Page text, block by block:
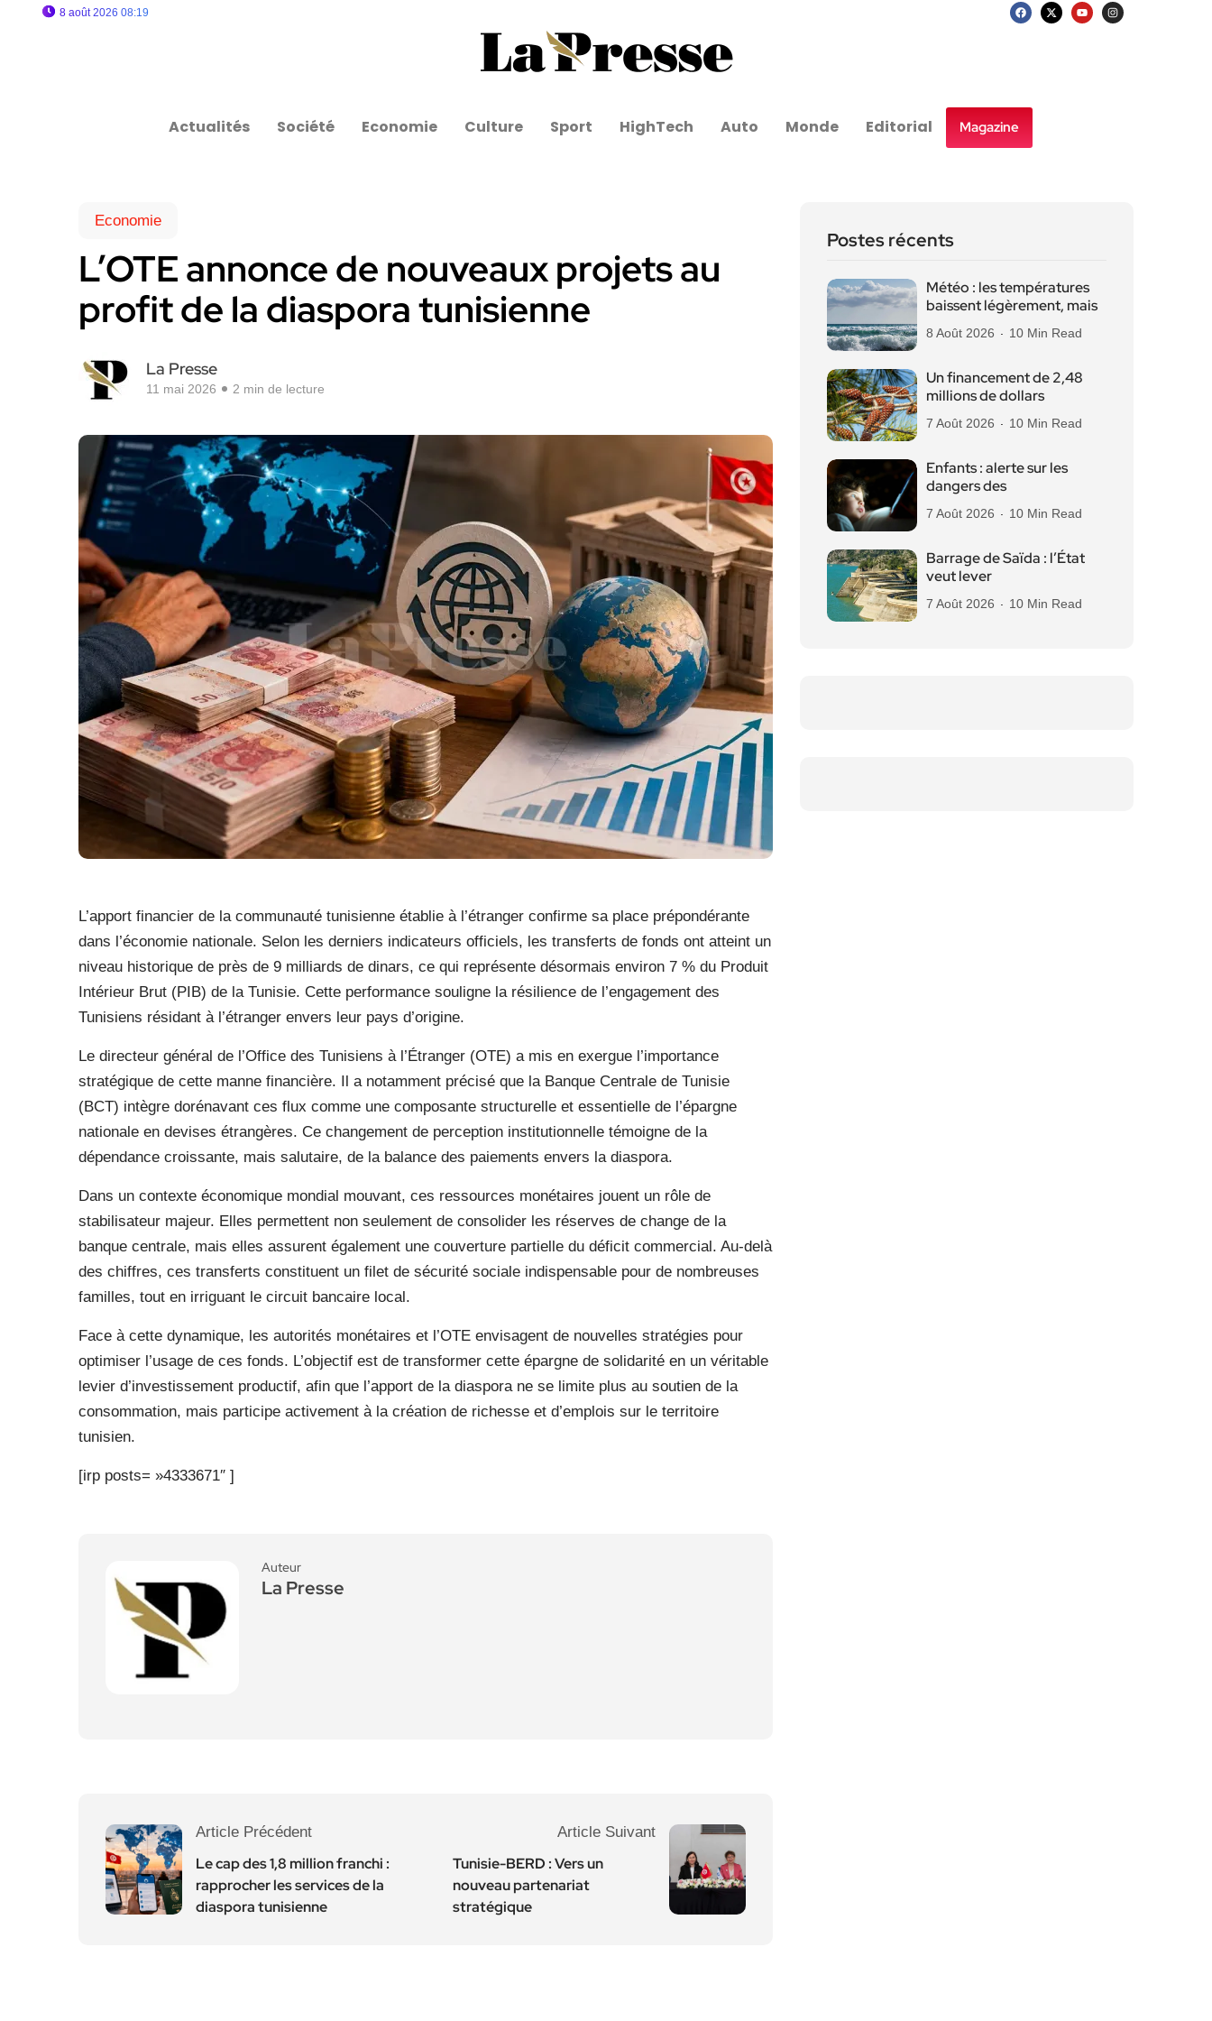
8 août 2026 08:19
Actualités Société Economie Culture Sport HighTech Auto Monde Editorial Magazine
Economie
L’OTE annonce de nouveaux projets au
profit de la diaspora tunisienne
La Presse
11 mai 2026 2 min de lecture
L’apport financier de la communauté tunisienne établie à l’étranger confirme sa place prépondérante
dans l’économie nationale. Selon les derniers indicateurs officiels, les transferts de fonds ont atteint un
niveau historique de près de 9 milliards de dinars, ce qui représente désormais environ 7 % du Produit
Intérieur Brut (PIB) de la Tunisie. Cette performance souligne la résilience de l’engagement des
Tunisiens résidant à l’étranger envers leur pays d’origine.
Le directeur général de l’Office des Tunisiens à l’Étranger (OTE) a mis en exergue l’importance
stratégique de cette manne financière. Il a notamment précisé que la Banque Centrale de Tunisie
(BCT) intègre dorénavant ces flux comme une composante structurelle et essentielle de l’épargne
nationale en devises étrangères. Ce changement de perception institutionnelle témoigne de la
dépendance croissante, mais salutaire, de la balance des paiements envers la diaspora.
Dans un contexte économique mondial mouvant, ces ressources monétaires jouent un rôle de
stabilisateur majeur. Elles permettent non seulement de consolider les réserves de change de la
banque centrale, mais elles assurent également une couverture partielle du déficit commercial. Au-delà
des chiffres, ces transferts constituent un filet de sécurité sociale indispensable pour de nombreuses
familles, tout en irriguant le circuit bancaire local.
Face à cette dynamique, les autorités monétaires et l’OTE envisagent de nouvelles stratégies pour
optimiser l’usage de ces fonds. L’objectif est de transformer cette épargne de solidarité en un véritable
levier d’investissement productif, afin que l’apport de la diaspora ne se limite plus au soutien de la
consommation, mais participe activement à la création de richesse et d’emplois sur le territoire
tunisien.
[irp posts= »4333671″ ]
Auteur
La Presse
Article Précédent
Le cap des 1,8 million franchi :
rapprocher les services de la
diaspora tunisienne
Article Suivant
Tunisie-BERD : Vers un
nouveau partenariat
stratégique
Postes récents
Météo : les températures
baissent légèrement, mais
8 Août 2026 10 Min Read
Un financement de 2,48
millions de dollars
7 Août 2026 10 Min Read
Enfants : alerte sur les
dangers des
7 Août 2026 10 Min Read
Barrage de Saïda : l’État
veut lever
7 Août 2026 10 Min Read